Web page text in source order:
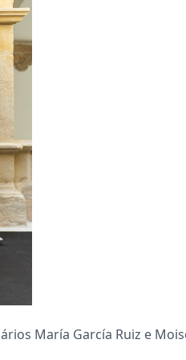
María García Ruiz e